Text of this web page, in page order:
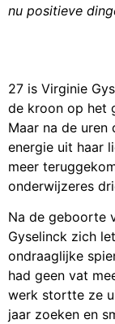
nu positieve
27 is Virginie
de kroon op het
Maar na de
energie uit haar
meer
onderwijzeres
Na de geboorte
Gyselinck zich
ondraaglijke
had geen vat
werk stortte ze
jaar zoeken en